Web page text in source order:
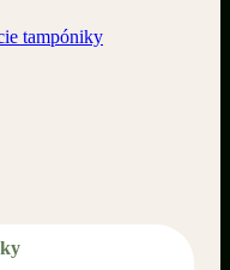
tampóniky